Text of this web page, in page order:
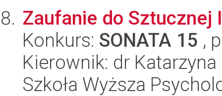
Zaufanie do Sztucznej
Konkurs: SONATA 15 ,
Kierownik: dr
Szkoła Wyższa